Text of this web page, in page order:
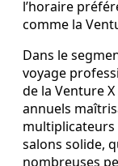
l’horaire
comme la
Dans le
voyage
de la Venture
annuels
multiplicateurs
salons solide,
nombreuses